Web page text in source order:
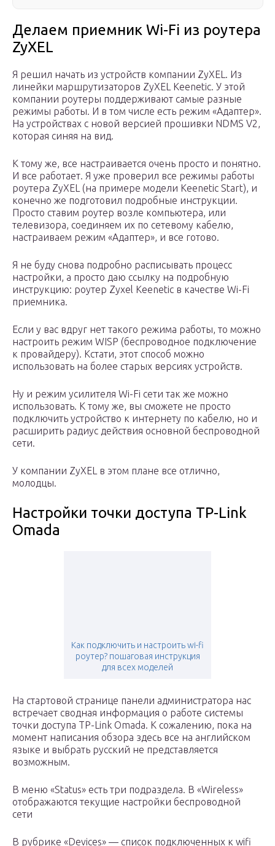
Делаем приемник Wi-Fi из роутера
ZyXEL
Я решил начать из устройств компании ZyXEL. Из
линейки маршрутизаторов ZyXEL Keenetic. У этой
компании роутеры поддерживают самые разные
режимы работы. И в том числе есть режим «Адаптер».
На устройствах с новой версией прошивки NDMS V2,
которая синяя на вид.
К тому же, все настраивается очень просто и понятно.
И все работает. Я уже проверил все режимы работы
роутера ZyXEL (на примере модели Keenetic Start), и
конечно же подготовил подробные инструкции.
Просто ставим роутер возле компьютера, или
телевизора, соединяем их по сетевому кабелю,
настраиваем режим «Адаптер», и все готово.
Я не буду снова подробно расписывать процесс
настройки, а просто даю ссылку на подробную
инструкцию: роутер Zyxel Keenetic в качестве Wi-Fi
приемника.
Если у вас вдруг нет такого режима работы, то можно
настроить режим WISP (беспроводное подключение
к провайдеру). Кстати, этот способ можно
использовать на более старых версиях устройств.
Ну и режим усилителя Wi-Fi сети так же можно
использовать. К тому же, вы сможете не просто
подключить устройство к интернету по кабелю, но и
расширить радиус действия основной беспроводной
сети.
У компании ZyXEL в этом плане все отлично,
молодцы.
Настройки точки доступа TP-Link
Omada
Как подключить и настроить wi-fi
роутер? пошаговая инструкция
для всех моделей
На стартовой странице панели администратора нас
встречает сводная информация о работе системы
точки доступа TP-Link Omada. К сожалению, пока на
момент написания обзора здесь все на английском
языке и выбрать русский не представляется
возможным.
В меню «Status» есть три подраздела. В «Wireless»
отображаются текущие настройки беспроводной
сети
В рубрике «Devices» — список подключенных к wifi